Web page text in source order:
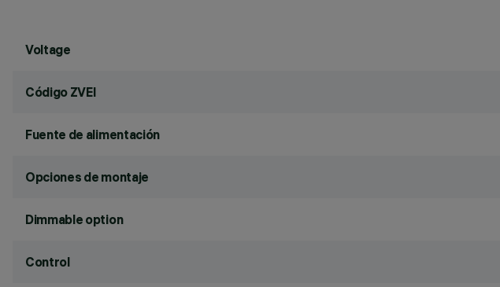
Voltage
Código ZVEI
Fuente de alimentación
Opciones de montaje
Dimmable option
Control